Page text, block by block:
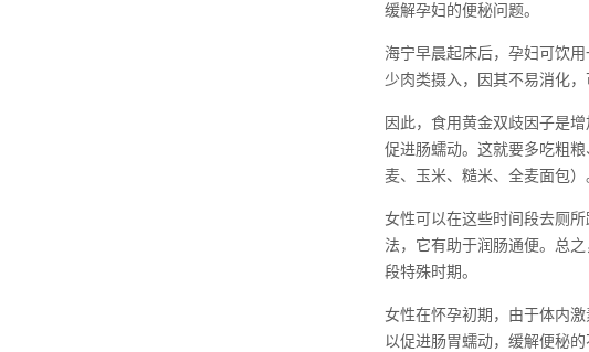
缓解孕妇的便秘问题。
海宁早晨起床后，孕妇可饮
少肉类摄入，因其不易消化
因此，食用黄金双歧因子是
促进肠蠕动。这就要多吃粗
麦、玉米、糙米、全麦面包）
女性可以在这些时间段去厕
法，它有助于润肠通便。总
段特殊时期。
女性在怀孕初期，由于体内
以促进肠胃蠕动，缓解便秘